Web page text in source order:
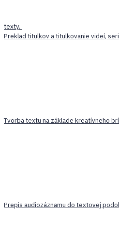
texty.
Preklad titulkov a titulkovanie videí,
Tvorba textu na základe kreatívneho
Prepis audiozáznamu do textovej